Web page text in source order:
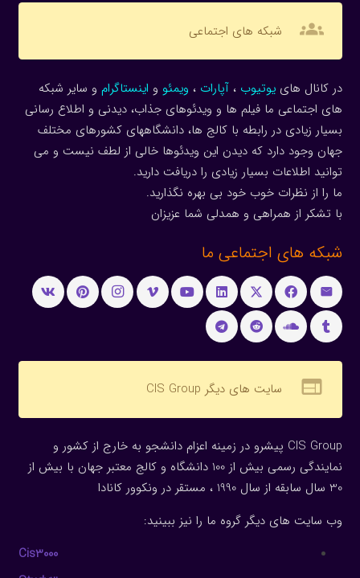
groups شبکه های اجتماعی
در کانال هاییوتیوب ، آپارات ، ویمئو و اینستاگرام و سایر شبکه
های اجتماعی ما فیلم ها و ویدئوهای جذاب، دیدنی و اطلاع رسانی
بسیار زیادی در رابطه با کالج ها، دانشگاههای کشورهای مختلف
جهان وجود دارد که دیدن این ویدئوها خالی از لطف نیست و می
توانید اطلاعات بسیار زیادی را دریافت دارید.
ما را از نظرات خوب خود بی بهره نگذارید.
با تشکر از همراهی و همدلی شما عزیزان
شبکه های اجتماعی ما
web سایت های دیگر CIS Group
CIS Group پیشرو در زمینه اعزام دانشجو به خارج از کشور و
نمایندگی رسمی بیش از 100 دانشگاه و کالج معتبر جهان با بیش از
30 سال سابقه از سال 1990 ، مستقر در ونکوور کانادا
وب سایت های دیگر گروه ما را نیز ببینید:
Cis3000